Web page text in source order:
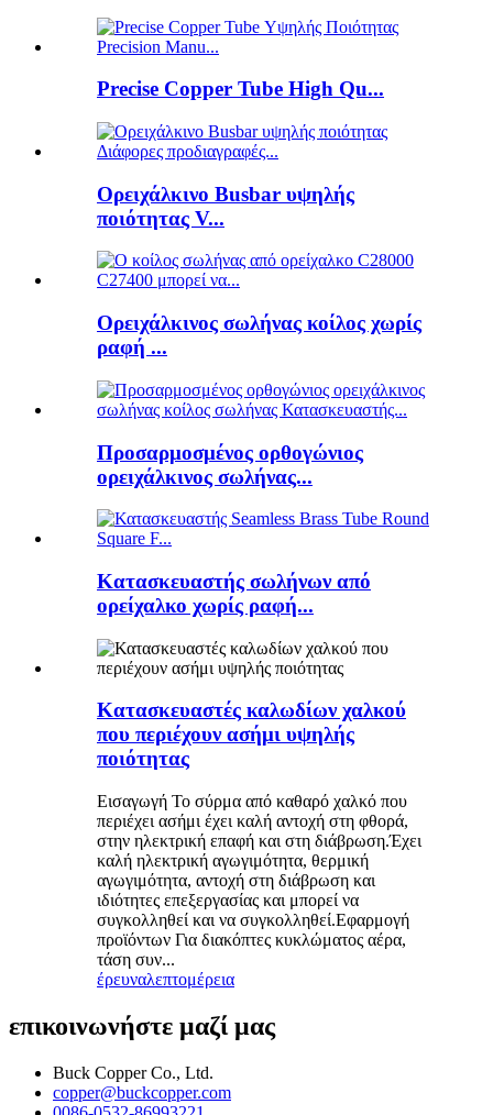
Precise Copper Tube High Qu...
Ορειχάλκινο Busbar υψηλής
ποιότητας V...
Ορειχάλκινος σωλήνας κοίλος χωρίς
ραφή ...
Προσαρμοσμένος ορθογώνιος
ορειχάλκινος σωλήνας...
Κατασκευαστής σωλήνων από
ορείχαλκο χωρίς ραφή...
Κατασκευαστές καλωδίων χαλκού
που περιέχουν ασήμι υψηλής
ποιότητας
Εισαγωγή Το σύρμα από καθαρό χαλκό που
περιέχει ασήμι έχει καλή αντοχή στη φθορά,
στην ηλεκτρική επαφή και στη διάβρωση.Έχει
καλή ηλεκτρική αγωγιμότητα, θερμική
αγωγιμότητα, αντοχή στη διάβρωση και
ιδιότητες επεξεργασίας και μπορεί να
συγκολληθεί και να συγκολληθεί.Εφαρμογή
προϊόντων Για διακόπτες κυκλώματος αέρα,
τάση συν...
έρευναλεπτομέρεια
επικοινωνήστε μαζί μας
Buck Copper Co., Ltd.
copper@buckcopper.com